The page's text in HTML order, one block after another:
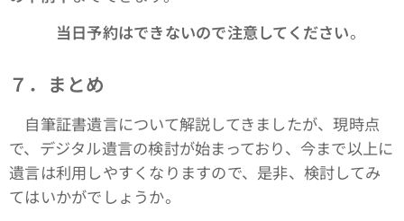
当日予約はできないので注意してください。
７．まとめ
自筆証書遺言について解説してきましたが、現時点
で、デジタル遺言の検討が始まっており、今まで以上に
遺言は利用しやすくなりますので、是非、検討してみ
てはいかがでしょうか。